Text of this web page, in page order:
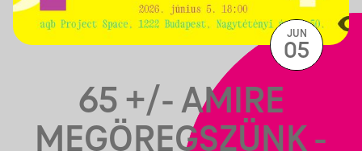
65 +/- AMIRE
MEGÖREGSZÜNK -
JUN
05